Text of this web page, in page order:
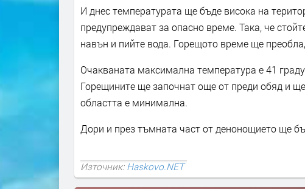
И днес температурата ще бъде висока на
предупреждават за опасно време. Така, че
навън и пийте вода. Горещото време ще
Очакваната максимална температура е 41
Горещините ще започнат още от преди обяд и
областта е минимална.
Дори и през тъмната част от денонощието ще
Източник:Haskovo.NET